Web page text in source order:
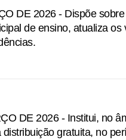
DE 2026 - Dispõe
de ensino, atualiza
DE 2026 - Institui, no
gratuita, no